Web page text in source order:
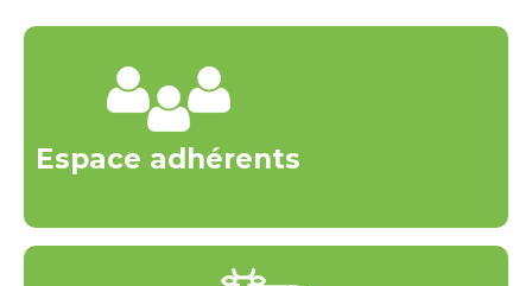
Espace adhérents